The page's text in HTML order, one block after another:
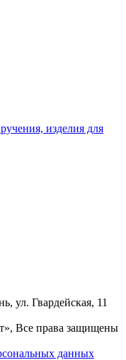
изделия для
ул. Гвардейская, 11
Все права защищены
данных